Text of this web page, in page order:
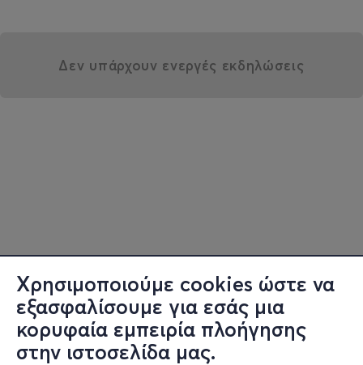
Χρησιμοποιούμε cookies ώστε να
εξασφαλίσουμε για εσάς μια
κορυφαία εμπειρία πλοήγησης
στην ιστοσελίδα μας.
Δεν υπάρχουν ενεργές εκδηλώσεις